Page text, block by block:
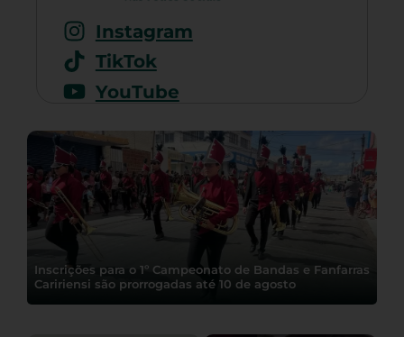
Instagram
TikTok
YouTube
Inscrições para o 1º Campeonato de Bandas e Fanfarras
Caririensi são prorrogadas até 10 de agosto